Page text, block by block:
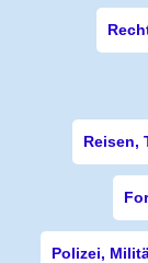
Reisen,
Polizei,